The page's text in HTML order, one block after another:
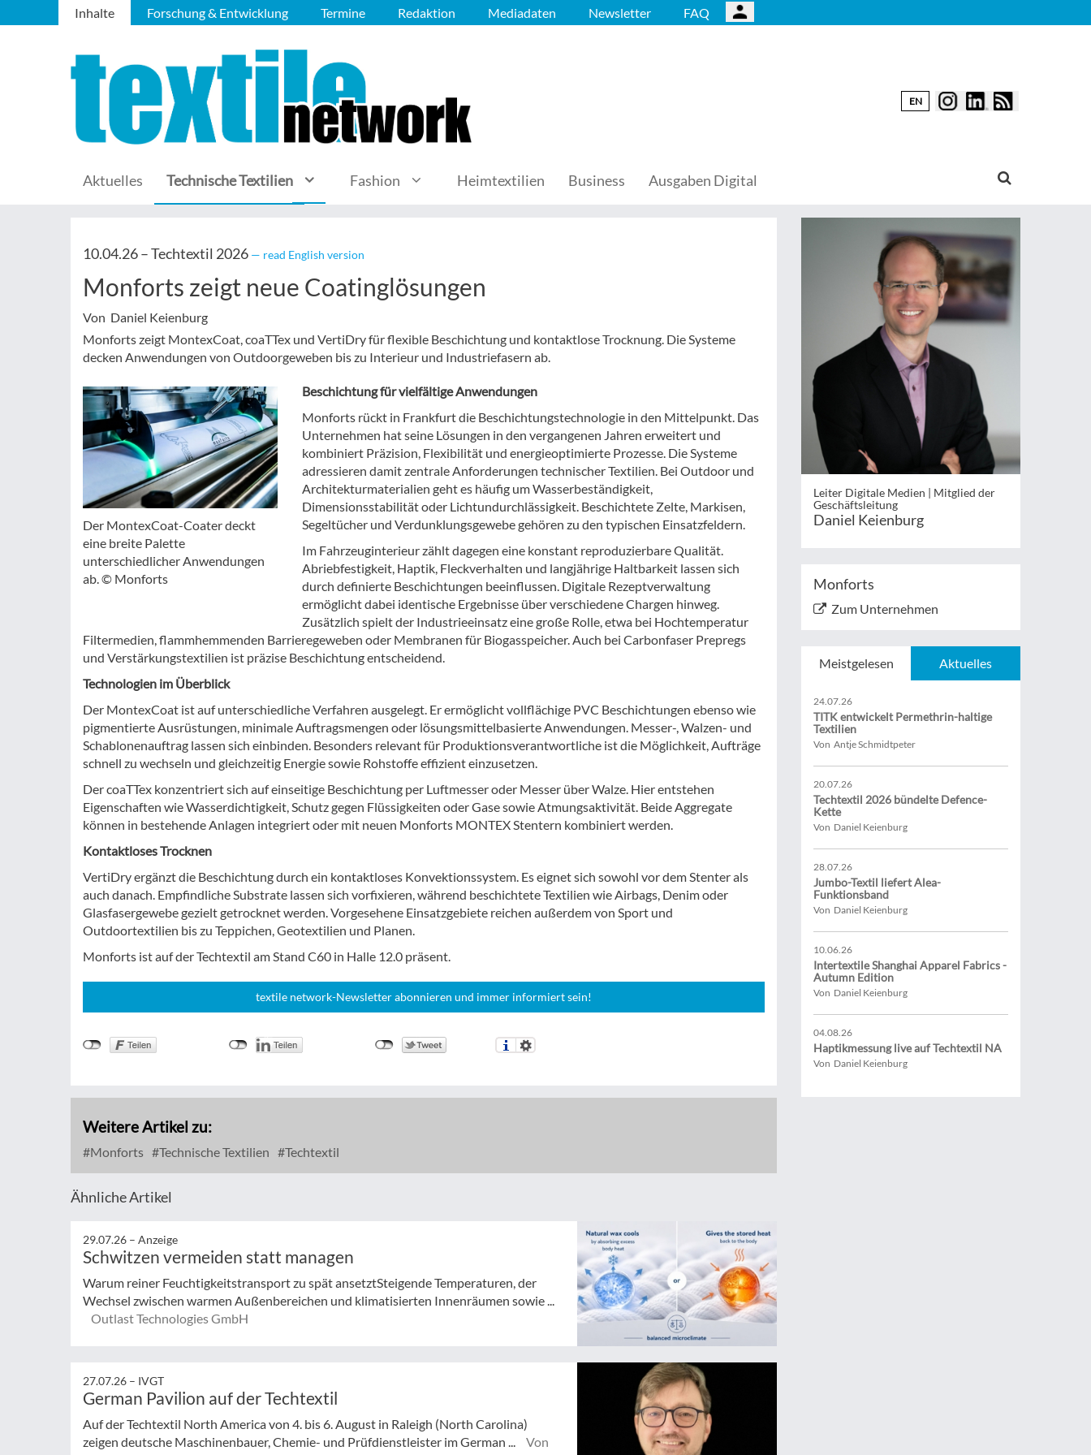
Inhalte Forschung & Entwicklung Termine Redaktion Mediadaten Newsletter FAQ
EN
Aktuelles Technische Textilien Fashion Heimtextilien Business Ausgaben Digital
10.04.26 –Techtextil 2026 — read English version
Monforts zeigt neue Coatinglösungen
Von Daniel Keienburg
Monforts zeigt MontexCoat, coaTTex und VertiDry für flexible Beschichtung und kontaktlose Trocknung. Die Systeme
decken Anwendungen von Outdoorgeweben bis zu Interieur und Industriefasern ab.
Der MontexCoat-Coater deckt
eine breite Palette
unterschiedlicher Anwendungen
ab. © Monforts
Beschichtung für vielfältige Anwendungen
Monforts rückt in Frankfurt die Beschichtungstechnologie in den Mittelpunkt. Das
Unternehmen hat seine Lösungen in den vergangenen Jahren erweitert und
kombiniert Präzision, Flexibilität und energieoptimierte Prozesse. Die Systeme
adressieren damit zentrale Anforderungen technischer Textilien. Bei Outdoor und
Architekturmaterialien geht es häufig um Wasserbeständigkeit,
Dimensionsstabilität oder Lichtundurchlässigkeit. Beschichtete Zelte, Markisen,
Segeltücher und Verdunklungsgewebe gehören zu den typischen Einsatzfeldern.
Im Fahrzeuginterieur zählt dagegen eine konstant reproduzierbare Qualität.
Abriebfestigkeit, Haptik, Fleckverhalten und langjährige Haltbarkeit lassen sich
durch definierte Beschichtungen beeinflussen. Digitale Rezeptverwaltung
ermöglicht dabei identische Ergebnisse über verschiedene Chargen hinweg.
Zusätzlich spielt der Industrieeinsatz eine große Rolle, etwa bei Hochtemperatur
Filtermedien, flammhemmenden Barrieregeweben oder Membranen für Biogasspeicher. Auch bei Carbonfaser Prepregs
und Verstärkungstextilien ist präzise Beschichtung entscheidend.
Technologien im Überblick
Der MontexCoat ist auf unterschiedliche Verfahren ausgelegt. Er ermöglicht vollflächige PVC Beschichtungen ebenso wie
pigmentierte Ausrüstungen, minimale Auftragsmengen oder lösungsmittelbasierte Anwendungen. Messer-, Walzen- und
Schablonenauftrag lassen sich einbinden. Besonders relevant für Produktionsverantwortliche ist die Möglichkeit, Aufträge
schnell zu wechseln und gleichzeitig Energie sowie Rohstoffe effizient einzusetzen.
Der coaTTex konzentriert sich auf einseitige Beschichtung per Luftmesser oder Messer über Walze. Hier entstehen
Eigenschaften wie Wasserdichtigkeit, Schutz gegen Flüssigkeiten oder Gase sowie Atmungsaktivität. Beide Aggregate
können in bestehende Anlagen integriert oder mit neuen Monforts MONTEX Stentern kombiniert werden.
Kontaktloses Trocknen
VertiDry ergänzt die Beschichtung durch ein kontaktloses Konvektionssystem. Es eignet sich sowohl vor dem Stenter als
auch danach. Empfindliche Substrate lassen sich vorfixieren, während beschichtete Textilien wie Airbags, Denim oder
Glasfasergewebe gezielt getrocknet werden. Vorgesehene Einsatzgebiete reichen außerdem von Sport und
Outdoortextilien bis zu Teppichen, Geotextilien und Planen.
Monforts ist auf der Techtextil am Stand C60 in Halle 12.0 präsent.
textile network-Newsletter abonnieren und immer informiert sein!
Weitere Artikel zu:
Monforts Technische Textilien Techtextil
Ähnliche Artikel
29.07.26 – Anzeige
Schwitzen vermeiden statt managen
Warum reiner Feuchtigkeitstransport zu spät ansetztSteigende Temperaturen, der
Wechsel zwischen warmen Außenbereichen und klimatisierten Innenräumen sowie ...
Outlast Technologies GmbH
27.07.26 – IVGT
German Pavilion auf der Techtextil
Auf der Techtextil North America von 4. bis 6. August in Raleigh (North Carolina)
zeigen deutsche Maschinenbauer, Chemie- und Prüfdienstleister im German ...
Von
Leiter Digitale Medien | Mitglied der
Geschäftsleitung
Daniel Keienburg
Monforts
Zum Unternehmen
Meistgelesen Aktuelles
24.07.26
TITK entwickelt Permethrin-haltige
Textilien
Von Antje Schmidtpeter
20.07.26
Techtextil 2026 bündelte Defence-
Kette
Von Daniel Keienburg
28.07.26
Jumbo-Textil liefert Alea-
Funktionsband
Von Daniel Keienburg
10.06.26
Intertextile Shanghai Apparel Fabrics -
Autumn Edition
Von Daniel Keienburg
04.08.26
Haptikmessung live auf Techtextil NA
Von Daniel Keienburg